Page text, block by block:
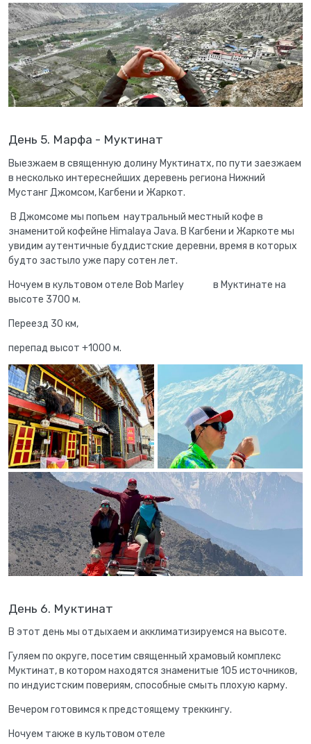
День 5. Марфа - Муктинат
Выезжаем в священную долину Муктинатх, по пути заезжаем
в несколько интереснейших деревень региона Нижний
Мустанг Джомсом, Кагбени и Жаркот.
В Джомсоме мы попьем наутральный местный кофе в
знаменитой кофейне Himalaya Java. В Кагбени и Жаркоте мы
увидим аутентичные буддистские деревни, время в которых
будто застыло уже пару сотен лет.
Ночуем в культовом отеле Bob Marley в Муктинате на
высоте 3700 м.
Переезд 30 км,
перепад высот +1000 м.
День 6. Муктинат
В этот день мы отдыхаем и акклиматизируемся на высоте.
Гуляем по округе, посетим священный храмовый комплекс
Муктинат, в котором находятся знаменитые 105 источников,
по индуистским повериям, способные смыть плохую карму.
Вечером готовимся к предстоящему треккингу.
Ночуем также в культовом отеле